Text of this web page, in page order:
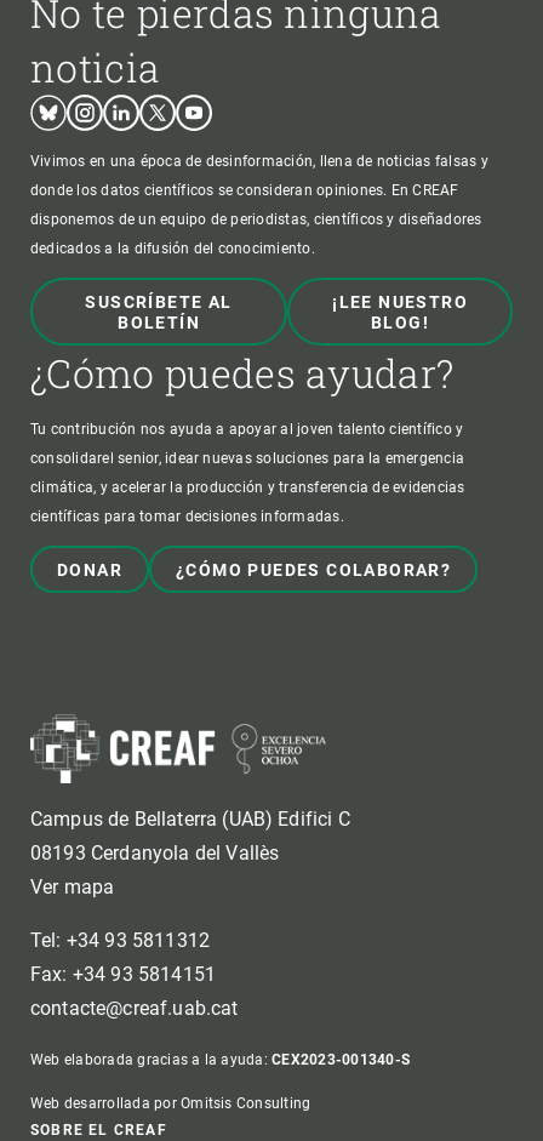
No te pierdas ninguna
noticia
BlueskyInstagram
LinkedinTwitterYoutube
Vivimos en una época de desinformación, llena de noticias falsas y
donde los datos científicos se consideran opiniones. En CREAF
disponemos de un equipo de periodistas, científicos y diseñadores
dedicados a la difusión del conocimiento.
SUSCRÍBETE AL
BOLETÍN
¡LEE NUESTRO
BLOG!
¿Cómo puedes ayudar?
Tu contribución nos ayuda a apoyar al joven talento científico y
consolidarel senior, idear nuevas soluciones para la emergencia
climática, y acelerar la producción y transferencia de evidencias
científicas para tomar decisiones informadas.
DONAR ¿CÓMO PUEDES COLABORAR?
Campus de Bellaterra (UAB) Edifici C
08193 Cerdanyola del Vallès
Ver mapa
Tel: +34 93 5811312
Fax: +34 93 5814151
contacte@creaf.uab.cat
Web elaborada gracias a la ayuda:CEX2023-001340-S
Web desarrollada por Omitsis Consulting
SOBRE EL CREAF